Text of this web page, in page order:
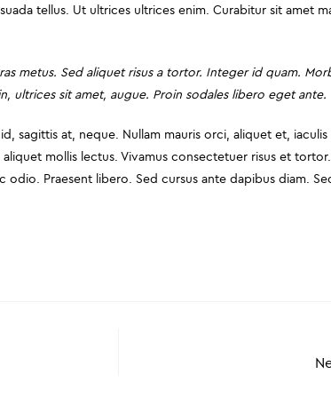
tellus. Ut ultrices ultrices enim. Curabitur sit amet
metus. Sed aliquet risus a tortor. Integer id quam.
ultrices sit amet, augue. Proin sodales libero eget ante.
sagittis at, neque. Nullam mauris orci, aliquet et,
mollis lectus. Vivamus consectetuer risus et
Praesent libero. Sed cursus ante dapibus diam.